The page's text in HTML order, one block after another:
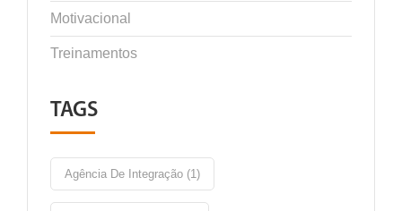
Motivacional
Treinamentos
TAGS
Agência De Integração (1)